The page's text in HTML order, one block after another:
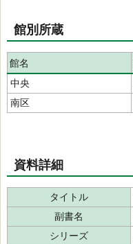
館別所蔵
館名
中央
南区
資料詳細
タイトル
副書名
シリーズ